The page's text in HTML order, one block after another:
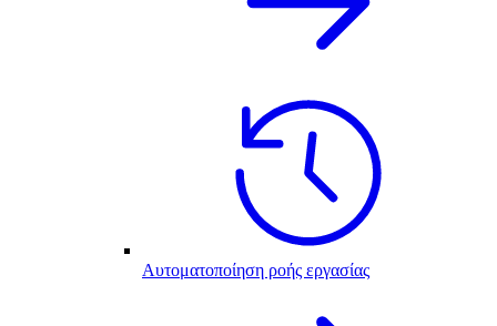
Αυτοματοποίηση ροής εργασίας